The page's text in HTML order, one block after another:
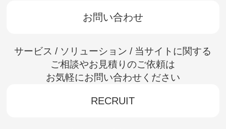
お問い合わせ
サービス / ソリューション / 当サイトに関する
ご相談やお見積りのご依頼は
お気軽にお問い合わせください
RECRUIT